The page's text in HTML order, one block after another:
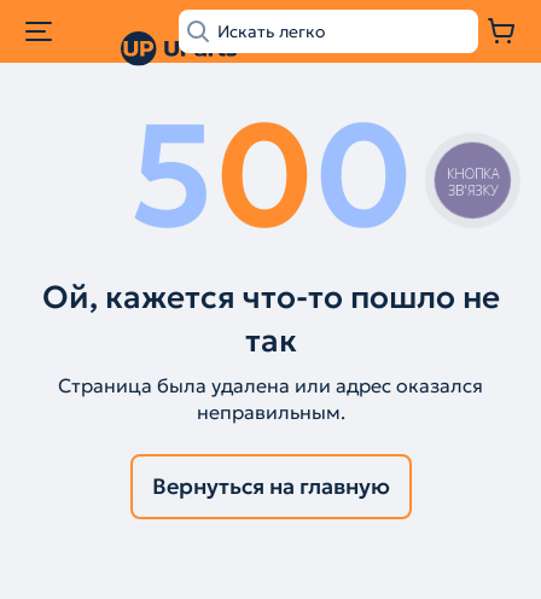
500
Ой, кажется что-то пошло не
так
Страница была удалена или адрес оказался
неправильным.
Вернуться на главную
КНОПКА
ЗВ'ЯЗКУ